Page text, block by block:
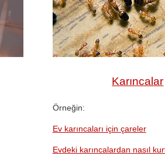
Karıncalar
Örneğin:
Ev karıncaları için çareler
Evdeki karıncalardan nasıl